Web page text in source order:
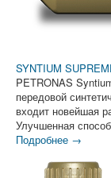
SYNTIUM
PETRONAS
передовой
входит новейшая
Улучшенная
Подробнее →